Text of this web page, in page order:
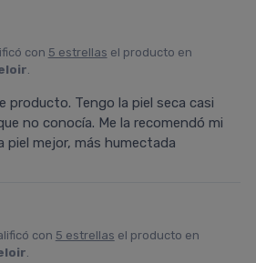
con 5 estrellas el producto en
.
producto. Tengo la piel seca casi
no conocía. Me la recomendó mi
piel mejor, más humectada
con 5 estrellas el producto en
.